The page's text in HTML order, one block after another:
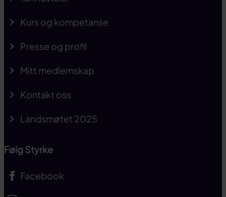
Kurs og kompetanse
Presse og profil
Mitt medlemskap
Kontakt oss
Landsmøtet 2025
Følg Styrke
Facebook